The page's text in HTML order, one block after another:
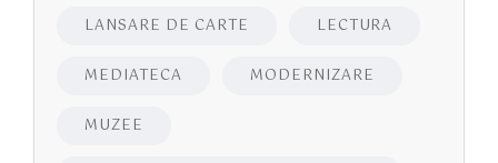
LANSARE DE CARTE LECTURA
MEDIATECA MODERNIZARE
MUZEE